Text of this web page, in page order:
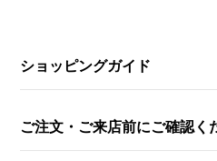
ショッピングガイド
ご注文・ご来店前にご確認く